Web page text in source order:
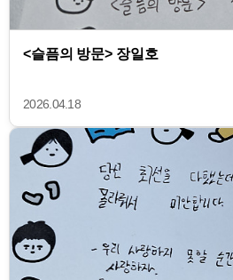
<슬픔의 방문> 장일호
2026.04.18